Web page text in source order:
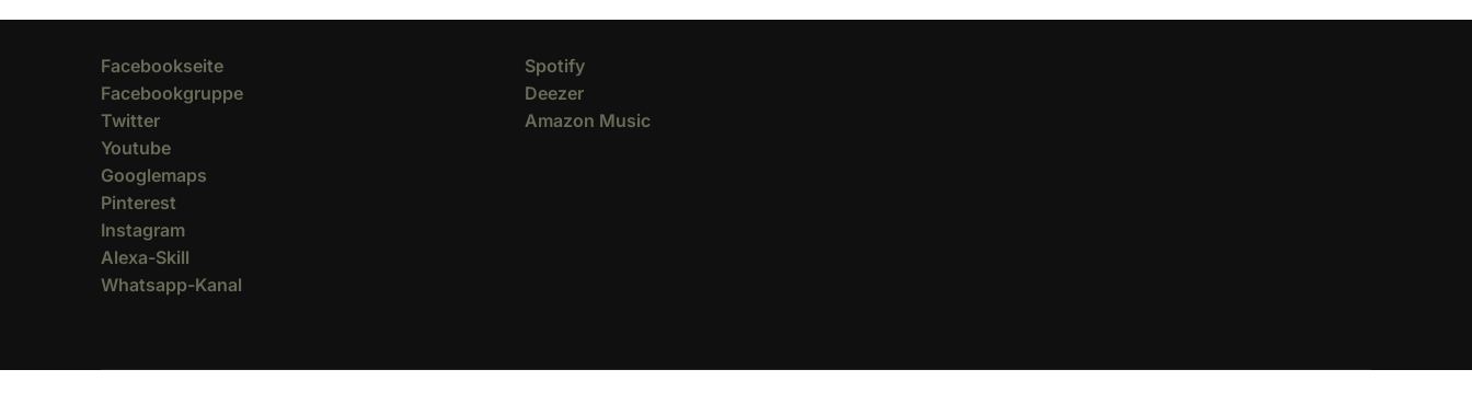
Facebookseite
Facebookgruppe
Twitter
Youtube
Googlemaps
Pinterest
Instagram
Alexa-Skill
Whatsapp-Kanal
Spotify
Deezer
Amazon Music